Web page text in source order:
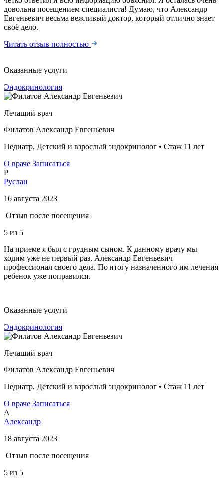
довольна посещением специалиста! Думаю, что Александр
Евгеньевич весьма вежливый доктор, который отлично знает
своё дело.
Читать отзыв полностью
Оказанные услуги
Эндокринология
Лечащий врач
Филатов Александр Евгеньевич
Педиатр, Детский и взрослый эндокринолог • Стаж 11 лет
О враче Записаться
Р
Руслан
16 августа 2023
Отзыв после посещения
5 из 5
На приеме я был с грудным сыном. К данному врачу мы
ходим уже не первый раз. Александр Евгеньевич
профессионал своего дела. По итогу назначенного им лечения
ребенок уже поправился.
Оказанные услуги
Эндокринология
Лечащий врач
Филатов Александр Евгеньевич
Педиатр, Детский и взрослый эндокринолог • Стаж 11 лет
О враче Записаться
А
Александр
18 августа 2023
Отзыв после посещения
5 из 5